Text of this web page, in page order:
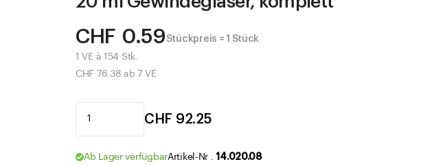
CHF 0.59 Stückpreis = 1 Stück
1 VE à 154 Stk.
CHF 76.38 ab 7 VE
CHF 92.25
Ab Lager verfügbarArtikel-Nr . 14.020.08